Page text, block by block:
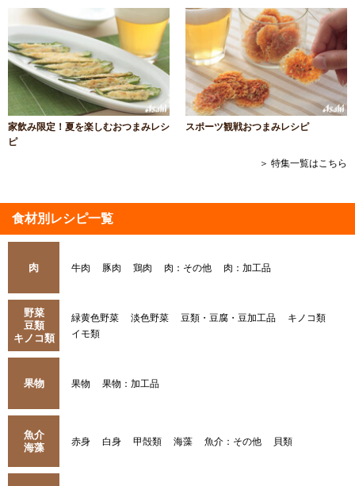
家飲み限定！夏を楽しむおつまみレシ
ピ
スポーツ観戦おつまみレシピ
＞ 特集一覧はこちら
食材別レシピ一覧
肉 牛肉 豚肉 鶏肉 肉：その他 肉：加工品
野菜
豆類
キノコ類
緑黄色野菜 淡色野菜 豆類・豆腐・豆加工品
キノコ類
イモ類
果物 果物 果物：加工品
魚介
海藻
赤身 白身 甲殻類 海藻 魚介：その他 貝類